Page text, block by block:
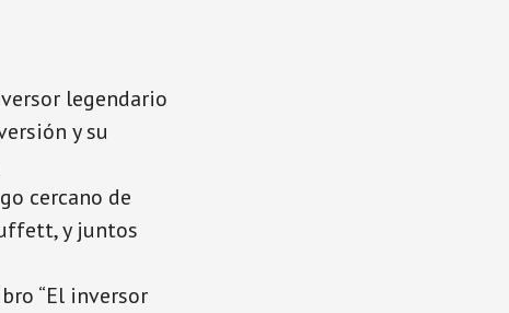
legendario
y su
cercano de
y juntos
“El inversor